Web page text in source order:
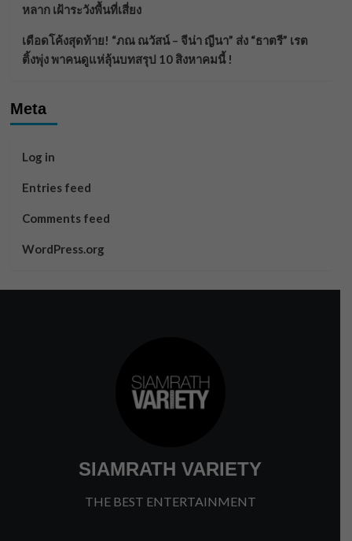
หลาก เฝ้าระวังพื้นที่เสี่ยง
เดือดโค้งสุดท้าย! “ภณ ณวัสน์ – จีน่า ญีนา” ส่ง “ธาตรี” เรต
ติ้งพุ่ง พาคนดูแห่ลุ้นบทสรุป 10 สิงหาคมนี้ !
Meta
Log in
Entries feed
Comments feed
WordPress.org
SIAMRATH VARIETY
THE BEST ENTERTAINMENT